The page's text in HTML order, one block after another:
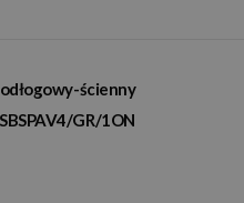
ścienny
GR/1ON